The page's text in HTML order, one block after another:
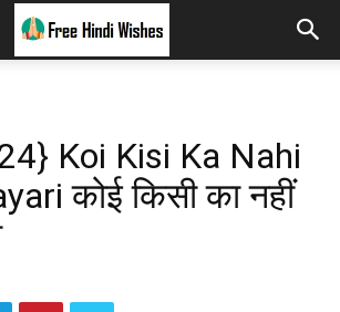
Koi Kisi Ka Nahi
कोई किसी का नहीं